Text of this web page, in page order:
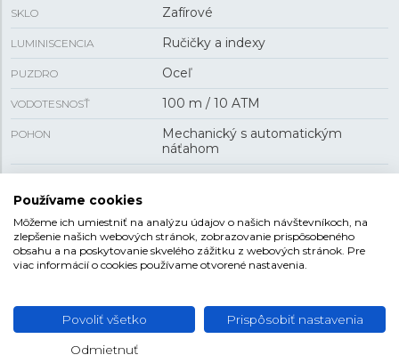
SKLO Zafírové
LUMINISCENCIA Ručičky a indexy
PUZDRO Oceľ
VODOTESNOSŤ 100 m / 10 ATM
POHON
Mechanický s automatickým
náťahom
H-10
PRIEHĽADNÉ VIEČKO Áno
FUNKCIA dátum
VEĽKOSŤ
Používame cookies
Môžeme ich umiestniť na analýzu údajov o našich návštevníkoch, na
zlepšenie našich webových stránok, zobrazovanie prispôsobeného
obsahu a na poskytovanie skvelého zážitku z webových stránok. Pre
viac informácií o cookies používame otvorené nastavenia.
Povoliť všetko Prispôsobiť nastavenia
Odmietnuť